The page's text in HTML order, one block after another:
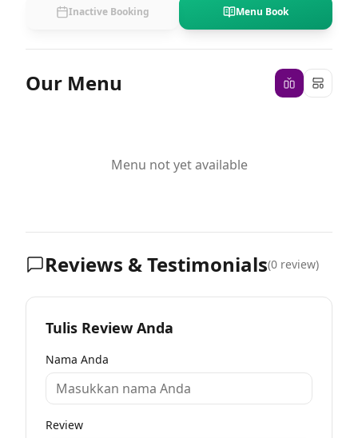
Inactive Booking Menu Book
Our Menu
Menu not yet available
Reviews & Testimonials(0 review)
Tulis Review Anda
Nama Anda
Review